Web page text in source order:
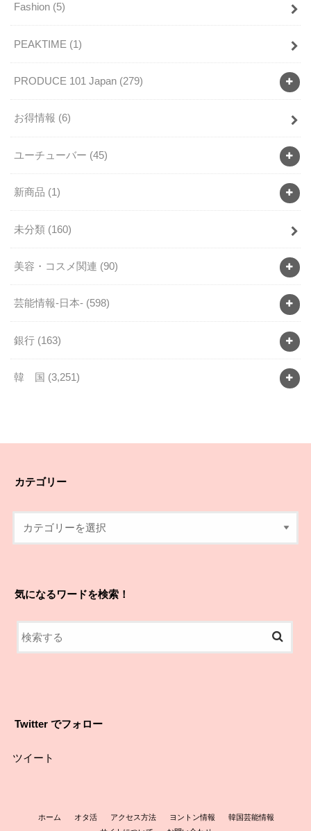
Fashion (5)
PEAKTIME (1)
PRODUCE 101 Japan (279)
お得情報 (6)
ユーチューバー (45)
新商品 (1)
未分類 (160)
美容・コスメ関連 (90)
芸能情報-日本- (598)
銀行 (163)
韓 国 (3,251)
カテゴリー
気になるワードを検索！
Twitter でフォロー
ツイート
ホーム オタ活 アクセス方法 ヨントン情報
韓国芸能情報